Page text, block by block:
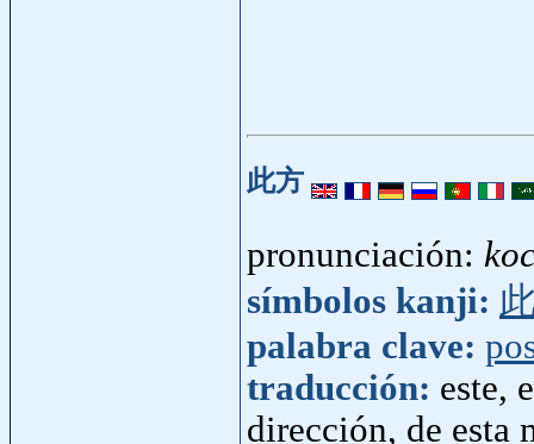
此方
pronunciación:
símbolos kanji:
palabra clave:
traducción: este,
dirección, de esta